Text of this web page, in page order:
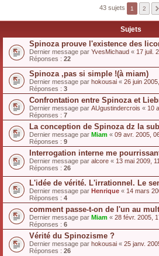
43 sujets 1 2
Sujets
Spinoza prouve l'existence des
Dernier message par YvesMichaud « 17 juil.
Réponses : 22
Spinoza ,pas si simple !(à miam)
Dernier message par hokousai « 26 juin
Réponses : 3
Confrontation entre Spinoza et
Dernier message par AUgustindercrois « 10
Réponses : 7
La conception de Spinoza dz la
Dernier message par Miam « 09 avr. 2005,
Réponses : 9
Interrogation interne me
Dernier message par alcore « 13 mai 2009,
Réponses : 26
L'idée de vérité. L'irrationnel. Le
Dernier message par Henrique « 14 mars
Réponses : 4
comment passe-t-on de l'un au
Dernier message par Miam « 28 févr. 2005,
Réponses : 6
Vérité du Spinozisme ?
Dernier message par hokousai « 25 janv.
Réponses : 26